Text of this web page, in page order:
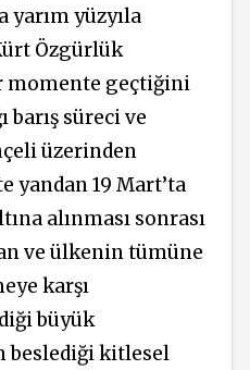
yarım yüzyıla
Özgürlük
momente geçtiğini
barış süreci ve
üzerinden
yandan 19 Mart’ta
alınması sonrası
ve ülkenin tümüne
karşı
büyük
beslediği kitlesel